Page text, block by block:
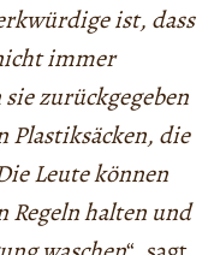
ist, dass
immer
zurückgegeben
Plastiksäcken, die
Leute können
Regeln halten und